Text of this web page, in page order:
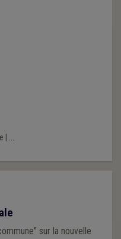
...
sur la nouvelle